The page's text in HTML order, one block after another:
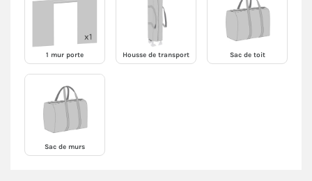
1 mur porte Housse de transport Sac de toit
Sac de murs